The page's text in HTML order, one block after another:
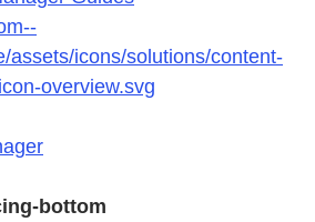
assets/icons/solutions/content-
overview.svg
bottom